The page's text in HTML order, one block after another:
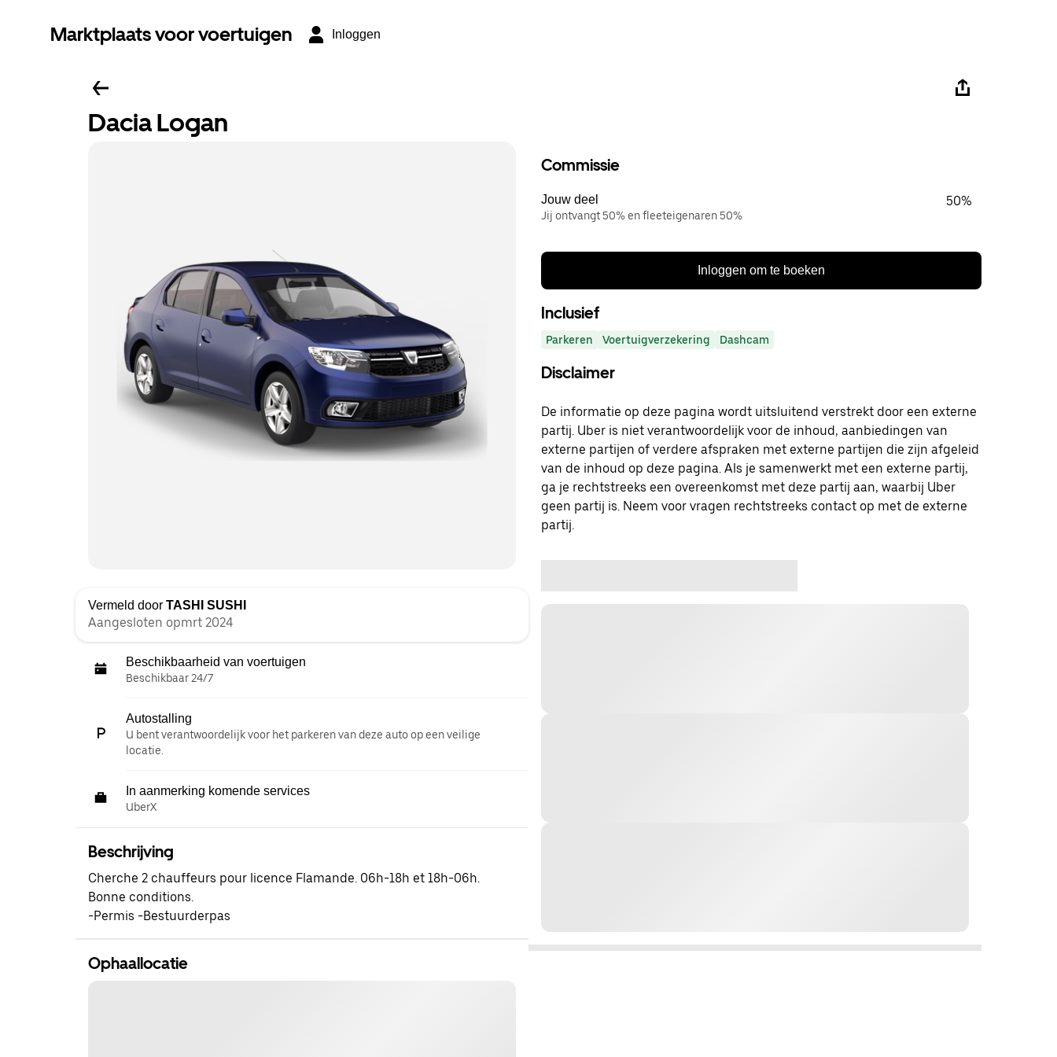
Marktplaats voor voertuigen Inloggen
Dacia Logan
Vermeld door TASHI SUSHI
Aangesloten opmrt 2024
Beschikbaarheid van voertuigen
Beschikbaar 24/7
Autostalling
U bent verantwoordelijk voor het parkeren van deze auto op een veilige
locatie.
In aanmerking komende services
UberX
Beschrijving
Cherche 2 chauffeurs pour licence Flamande. 06h-18h et 18h-06h.
Bonne conditions.
-Permis -Bestuurderpas
Ophaallocatie
Commissie
Jouw deel
Jij ontvangt 50% en fleeteigenaren 50%
50%
Inloggen om te boeken
Inclusief
Parkeren Voertuigverzekering Dashcam
Disclaimer
De informatie op deze pagina wordt uitsluitend verstrekt door een externe
partij. Uber is niet verantwoordelijk voor de inhoud, aanbiedingen van
externe partijen of verdere afspraken met externe partijen die zijn afgeleid
van de inhoud op deze pagina. Als je samenwerkt met een externe partij,
ga je rechtstreeks een overeenkomst met deze partij aan, waarbij Uber
geen partij is. Neem voor vragen rechtstreeks contact op met de externe
partij.